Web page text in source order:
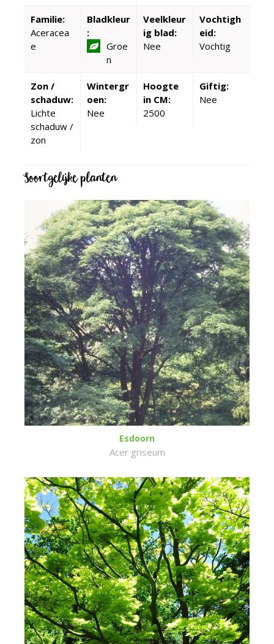
Familie:
Aceracea
e
Bladkleur
:
Groe
n
Veelkleur
ig blad:
Nee
Vochtigh
eid:
Vochtig
Zon /
schaduw:
Lichte
schaduw /
zon
Wintergr
oen:
Nee
Hoogte
in CM:
2500
Giftig:
Nee
Soortgelijke planten
Esdoorn
Acer griseum